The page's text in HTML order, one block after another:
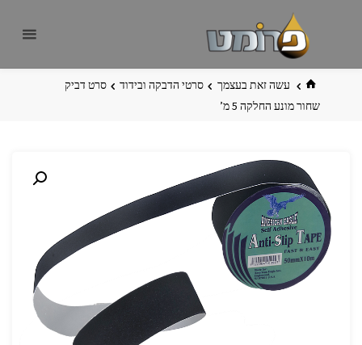
בית עשה זאת בעצמך סרטי הדבקה ובידוד
סרט דביק
שחור מונע החלקה 5 מ’